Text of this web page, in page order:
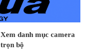
Xem danh mục camera
trọn bộ